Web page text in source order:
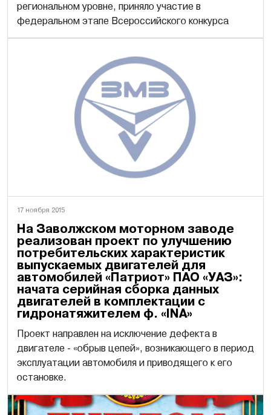
региональном уровне, приняло участие в
федеральном этапе Всероссийского конкурса
17 ноября 2015
На Заволжском моторном заводе
реализован проект по улучшению
потребительских характеристик
выпускаемых двигателей для
автомобилей «Патриот» ПАО «УАЗ»:
начата серийная сборка данных
двигателей в комплектации с
гидронатяжителем ф. «INA»
Проект направлен на исключение дефекта в
двигателе - «обрыв цепей», возникающего в период
эксплуатации автомобиля и приводящего к его
остановке.